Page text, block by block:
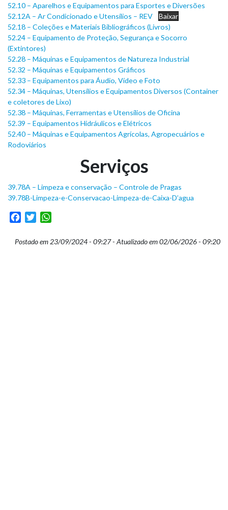
52.10 – Aparelhos e Equipamentos para Esportes e Diversões
52.12A – Ar Condicionado e Utensílios – REV
Baixar
52.18 – Coleções e Materiais Bibliográficos (Livros)
52.24 – Equipamento de Proteção, Segurança e Socorro
(Extintores)
52.28 – Máquinas e Equipamentos de Natureza Industrial
52.32 – Máquinas e Equipamentos Gráficos
52.33 – Equipamentos para Áudio, Vídeo e Foto
52.34 – Máquinas, Utensílios e Equipamentos Diversos (Container
e coletores de Lixo)
52.38 – Máquinas, Ferramentas e Utensílios de Oficina
52.39 – Equipamentos Hidráulicos e Elétricos
52.40 – Máquinas e Equipamentos Agrícolas, Agropecuários e
Rodoviários
Serviços
39.78A – Limpeza e conservação – Controle de Pragas
39.78B-Limpeza-e-Conservacao-Limpeza-de-Caixa-D’agua
Facebook
Twitter
Postado em 23/09/2024 - 09:27 - Atualizado em 02/06/2026 - 09:20